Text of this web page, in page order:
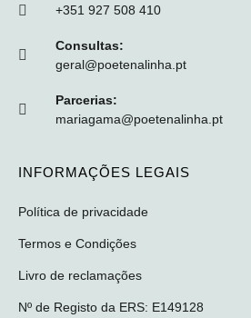
+351 927 508 410
Consultas:
geral@poetenalinha.pt
Parcerias:
mariagama@poetenalinha.pt
INFORMAÇÕES LEGAIS
Política de privacidade
Termos e Condições
Livro de reclamações
Nº de Registo da ERS: E149128